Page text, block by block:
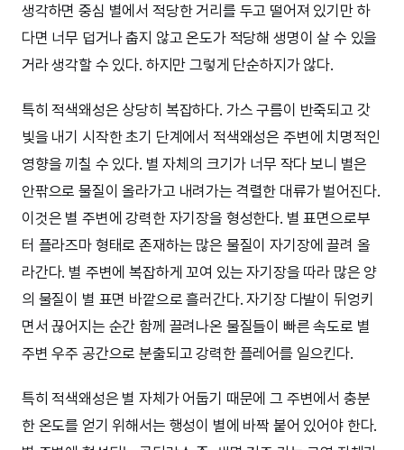
생각하면 중심 별에서 적당한 거리를 두고 떨어져 있기만 하
다면 너무 덥거나 춥지 않고 온도가 적당해 생명이 살 수 있을
거라 생각할 수 있다. 하지만 그렇게 단순하지가 않다.
특히 적색왜성은 상당히 복잡하다. 가스 구름이 반죽되고 갓
빛을 내기 시작한 초기 단계에서 적색왜성은 주변에 치명적인
영향을 끼칠 수 있다. 별 자체의 크기가 너무 작다 보니 별은
안팎으로 물질이 올라가고 내려가는 격렬한 대류가 벌어진다.
이것은 별 주변에 강력한 자기장을 형성한다. 별 표면으로부
터 플라즈마 형태로 존재하는 많은 물질이 자기장에 끌려 올
라간다. 별 주변에 복잡하게 꼬여 있는 자기장을 따라 많은 양
의 물질이 별 표면 바깥으로 흘러간다. 자기장 다발이 뒤엉키
면서 끊어지는 순간 함께 끌려나온 물질들이 빠른 속도로 별
주변 우주 공간으로 분출되고 강력한 플레어를 일으킨다.
특히 적색왜성은 별 자체가 어둡기 때문에 그 주변에서 충분
한 온도를 얻기 위해서는 행성이 별에 바짝 붙어 있어야 한다.